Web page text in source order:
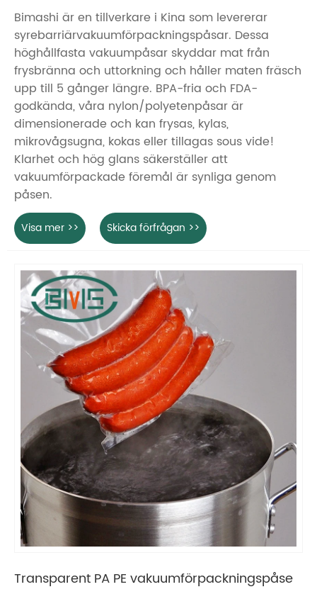
Bimashi är en tillverkare i Kina som levererar
syrebarriärvakuumförpackningspåsar. Dessa
höghållfasta vakuumpåsar skyddar mat från
frysbränna och uttorkning och håller maten fräsch
upp till 5 gånger längre. BPA-fria och FDA-
godkända, våra nylon/polyetenpåsar är
dimensionerade och kan frysas, kylas,
mikrovågsugna, kokas eller tillagas sous vide!
Klarhet och hög glans säkerställer att
vakuumförpackade föremål är synliga genom
påsen.
Visa mer >> Skicka förfrågan >>
Transparent PA PE vakuumförpackningspåse